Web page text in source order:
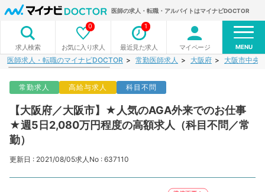
医師の求人・転職・アルバイトはマイナビDOCTOR
求人検索 お気に入り求人
0
最近見た求人
1
マイページ MENU
医師求人・転職のマイナビDOCTOR 常勤医師求人 大阪府 大阪市中央
常勤求人 高給与求人 科目不問
【大阪府／大阪市】★人気のAGA外来でのお仕事
★週5日2,080万円程度の高額求人（科目不問／常
勤）
更新日 : 2021/08/05求人No : 637110